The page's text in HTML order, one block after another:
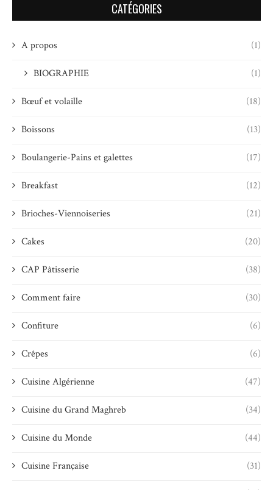
CATÉGORIES
A propos (1)
BIOGRAPHIE (1)
Bœuf et volaille (18)
Boissons (13)
Boulangerie-Pains et galettes (17)
Breakfast (12)
Brioches-Viennoiseries (21)
Cakes (20)
CAP Pâtisserie (38)
Comment faire (30)
Confiture (6)
Crêpes (6)
Cuisine Algérienne (47)
Cuisine du Grand Maghreb (34)
Cuisine du Monde (44)
Cuisine Française (31)